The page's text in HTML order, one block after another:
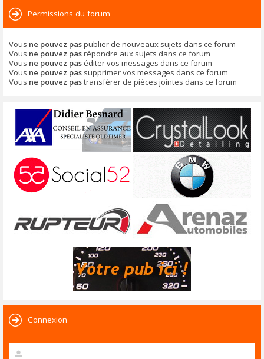
Permissions du forum
Vous ne pouvez paspublier de nouveaux sujets dans ce forum
Vous ne pouvez pasrépondre aux sujets dans ce forum
Vous ne pouvez pas éditer vos messages dans ce forum
Vous ne pouvez pas supprimer vos messages dans ce forum
Vous ne pouvez pastransférer de pièces jointes dans ce forum
Connexion